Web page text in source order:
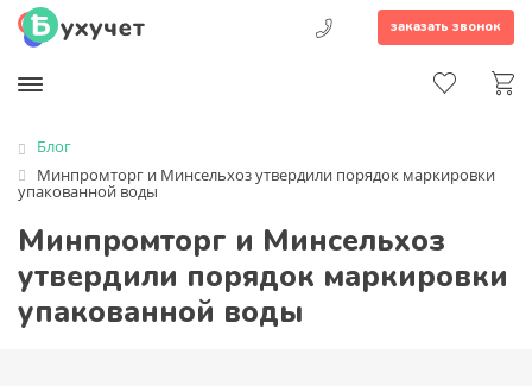
заказать звонок
Блог
Минпромторг и Минсельхоз утвердили порядок маркировки
упакованной воды
Минпромторг и Минсельхоз
утвердили порядок маркировки
упакованной воды